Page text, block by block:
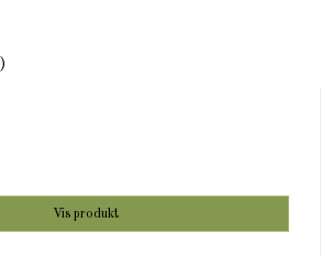
Vis produkt